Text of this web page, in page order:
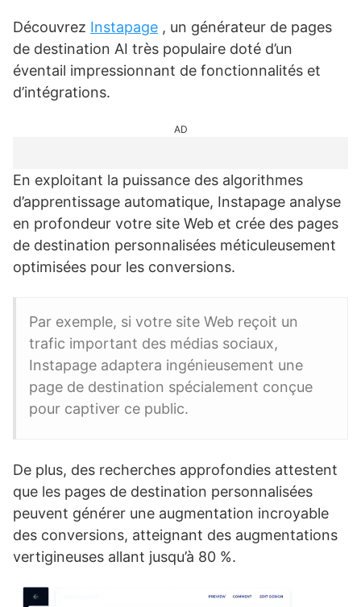
Découvrez Instapage , un générateur de pages
de destination AI très populaire doté d’un
éventail impressionnant de fonctionnalités et
d’intégrations.
AD
En exploitant la puissance des algorithmes
d’apprentissage automatique, Instapage analyse
en profondeur votre site Web et crée des pages
de destination personnalisées méticuleusement
optimisées pour les conversions.
Par exemple, si votre site Web reçoit un
trafic important des médias sociaux,
Instapage adaptera ingénieusement une
page de destination spécialement conçue
pour captiver ce public.
De plus, des recherches approfondies attestent
que les pages de destination personnalisées
peuvent générer une augmentation incroyable
des conversions, atteignant des augmentations
vertigineuses allant jusqu’à 80 %.